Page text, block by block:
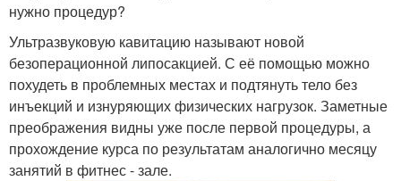
нужно процедур?
Ультразвуковую кавитацию называют новой
безоперационной липосакцией. С её помощью можно
похудеть в проблемных местах и подтянуть тело без
инъекций и изнуряющих физических нагрузок. Заметные
преображения видны уже после первой процедуры, а
прохождение курса по результатам аналогично месяцу
занятий в фитнес - зале.